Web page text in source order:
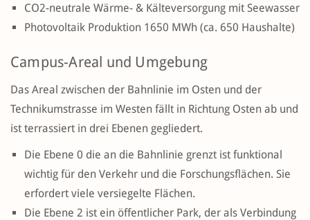
CO2-neutrale Wärme- & Kälteversorgung mit Seewasser
Photovoltaik Produktion 1650 MWh (ca. 650 Haushalte)
Campus-Areal und Umgebung
Das Areal zwischen der Bahnlinie im Osten und der
Technikumstrasse im Westen fällt in Richtung Osten ab und
ist terrassiert in drei Ebenen gegliedert.
Die Ebene 0 die an die Bahnlinie grenzt ist funktional
wichtig für den Verkehr und die Forschungsflächen. Sie
erfordert viele versiegelte Flächen.
Die Ebene 2 ist ein öffentlicher Park, der als Verbindung